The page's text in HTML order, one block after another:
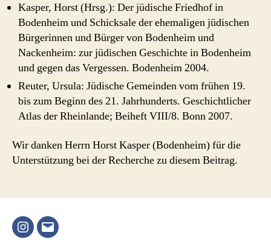
Kasper, Horst (Hrsg.): Der jüdische Friedhof in
Bodenheim und Schicksale der ehemaligen jüdischen
Bürgerinnen und Bürger von Bodenheim und
Nackenheim: zur jüdischen Geschichte in Bodenheim
und gegen das Vergessen. Bodenheim 2004.
Reuter, Ursula: Jüdische Gemeinden vom frühen 19.
bis zum Beginn des 21. Jahrhunderts. Geschichtlicher
Atlas der Rheinlande; Beiheft VIII/8. Bonn 2007.
Wir danken Herrn Horst Kasper (Bodenheim) für die
Unterstützung bei der Recherche zu diesem Beitrag.
Instagram
E-